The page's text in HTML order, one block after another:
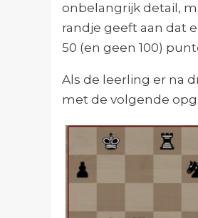
onbelangrijk detail,
randje geeft aan dat
50 (en geen 100)
Als de leerling er na
met de volgende